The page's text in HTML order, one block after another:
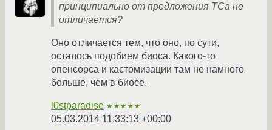
принципиально от предложения ТСа не
отличается?
Оно отличается тем, что оно, по сути,
осталось подобием биоса. Какого-то
опенсорса и кастомизации там не намного
больше, чем в биосе.
l0stparadise ★★★★★
05.03.2014 11:33:13 +00:00